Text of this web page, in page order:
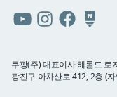
유튜브인스타그램
페이스북네이버
블로그
쿠팡(주) 대표이사 해롤드
광진구 아차산로 412, 2층 (